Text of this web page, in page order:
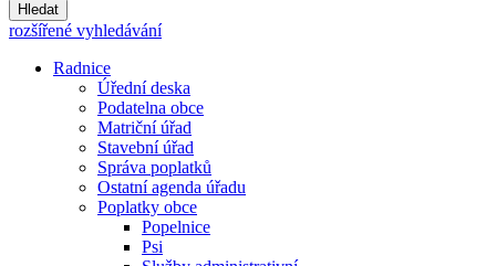
Hledat
rozšířené vyhledávání
Radnice
Úřední deska
Podatelna obce
Matriční úřad
Stavební úřad
Správa poplatků
Ostatní agenda úřadu
Poplatky obce
Popelnice
Psi